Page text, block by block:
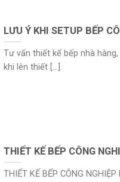
LƯU Ý KHI SETUP BẾP
Tư vấn thiết kế bếp nhà
khi lên thiết [...]
THIẾT KẾ BẾP CÔNG
THIẾT KẾ BẾP CÔNG